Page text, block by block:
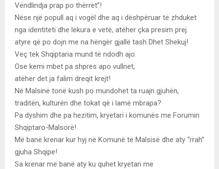
Vëndlindja prap po thërret”!
Nëse një popull aq i vogël dhe aq i dëshpëruar të zhduket
nga identiteti dhe lëkura e vetë, atëher çka presim prej
atyre që po dojn me na hëngër gjallë tash Dhet Shekuj!
Veç tek Shqiptaria mund të ndodh ajo.
Ose kemi mbet pa shpres apo vullnet,
atëher det ja falim dreqit krejt!
Në Malsinë tonë kush po mundohet ta ruajn gjuhën,
traditën, kulturën dhe tokat që i lamë mbrapa?
Pa dyshim dhe pa hezitim, kryetari i komunës me Forumin
Shqiptaro-Malsorë!
Më banë krenar kur hyj në Komunë të Malsisë dhe aty “rrah”
gjuha Shqipe!
Sa krenar me banë aty ku quhet kryetari me